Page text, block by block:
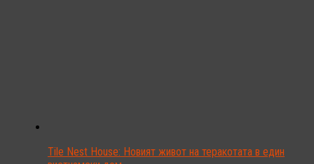
Tile Nest House: Новият живот на теракотата в един